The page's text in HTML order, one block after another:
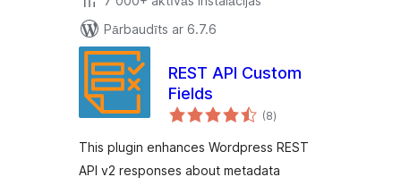
Pārbaudīts ar 6.7.6
REST API Custom
Fields
(8vērtējumu
kopsumma
)
This plugin enhances Wordpress REST
API v2 responses about metadata